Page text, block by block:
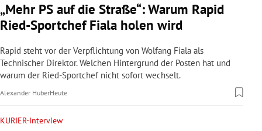
„Mehr PS auf die Straße“: Warum Rapid
Ried-Sportchef Fiala holen wird
Rapid steht vor der Verpflichtung von Wolfang Fiala als
Technischer Direktor. Welchen Hintergrund der Posten hat und
warum der Ried-Sportchef nicht sofort wechselt.
Alexander HuberHeute
KURIER-Interview